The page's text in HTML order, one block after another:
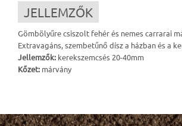
JELLEMZŐK
Gömbölyűre csiszolt fehér és nemes carrarai
Extravagáns, szembetűnő dísz a házban és a
Jellemzők: kerekszemcsés 20-40mm
Kőzet: márvány